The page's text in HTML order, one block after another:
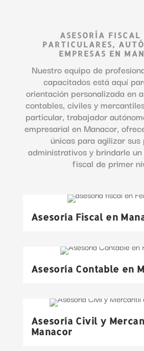
ASESORÍA FISCAL
PARTICULARES,
EMPRESAS EN
Nuestro equipo de
capacitados está aquí
orientación personalizada en
contables, civiles y
particular, trabajador
empresarial en Manacor,
únicas para agilizar sus
administrativos y brindarle
fiscal de primer
Asesoría Fiscal en
Asesoría Contable en
Asesoría Civil y
Manacor